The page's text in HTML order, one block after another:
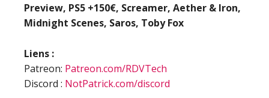
Preview, PS5 +150€, Screamer, Aether & Iron,
Midnight Scenes, Saros, Toby Fox
Liens :
Patreon: Patreon.com/RDVTech
Discord : NotPatrick.com/discord